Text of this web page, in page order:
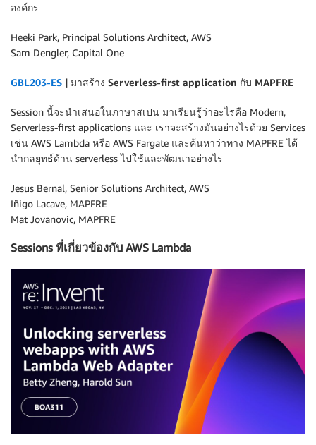
องค์กร
Heeki Park, Principal Solutions Architect, AWS
Sam Dengler, Capital One
GBL203-ES | มาสร้าง Serverless-first application กับ MAPFRE
Session นี้จะนำเสนอในภาษาสเปน มาเรียนรู้ว่าอะไรคือ Modern,
Serverless-first applications และ เราจะสร้างมันอย่างไรด้วย Services
เช่น AWS Lambda หรือ AWS Fargate และค้นหาว่าทาง MAPFRE ได้
นำกลยุทธ์ด้าน serverless ไปใช้และพัฒนาอย่างไร
Jesus Bernal, Senior Solutions Architect, AWS
Iñigo Lacave, MAPFRE
Mat Jovanovic, MAPFRE
Sessions ที่เกี่ยวข้องกับ AWS Lambda